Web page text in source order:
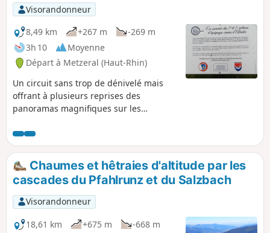
Visorandonneur
8,49 km
+267 m
-269 m
3h 10
Moyenne
Départ à Metzeral (Haut-Rhin)
Un circuit sans trop de dénivelé mais
offrant à plusieurs reprises des
panoramas magnifiques sur les
par deux fermes-auberge, il offre la
possibilité de gouter aux spécialités
régionales.
Chaumes et hêtraies d'altitude par les
cascades du Pfahlrunz et du Salzbach
Visorandonneur
18,61 km
+675 m
-668 m